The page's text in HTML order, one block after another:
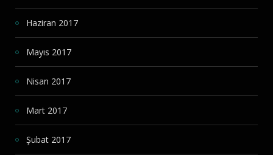
Haziran 2017
Mayıs 2017
Nisan 2017
Mart 2017
Şubat 2017